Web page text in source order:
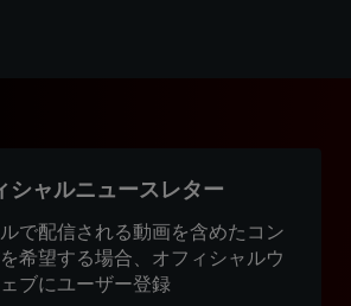
シャルニュースレター
で配信される動画を含めたコン
希望する場合、オフィシャルウ
ェブにユーザー登録